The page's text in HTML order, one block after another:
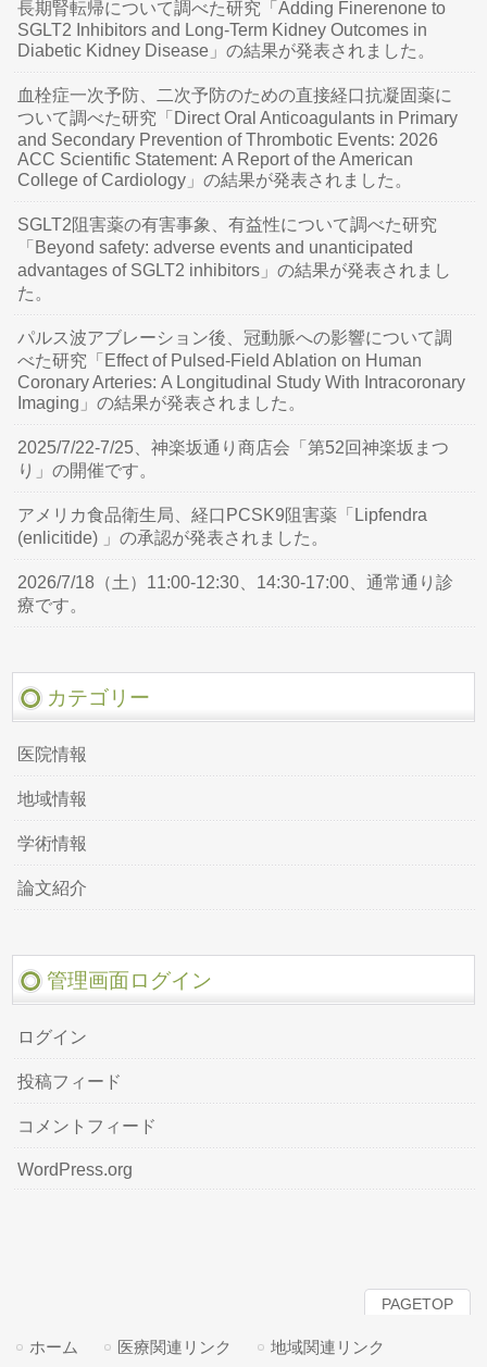
長期腎転帰について調べた研究「Adding Finerenone to
SGLT2 Inhibitors and Long-Term Kidney Outcomes in
Diabetic Kidney Disease」の結果が発表されました。
血栓症一次予防、二次予防のための直接経口抗凝固薬に
ついて調べた研究「Direct Oral Anticoagulants in Primary
and Secondary Prevention of Thrombotic Events: 2026
ACC Scientific Statement: A Report of the American
College of Cardiology」の結果が発表されました。
SGLT2阻害薬の有害事象、有益性について調べた研究
「Beyond safety: adverse events and unanticipated
advantages of SGLT2 inhibitors」の結果が発表されまし
た。
パルス波アブレーション後、冠動脈への影響について調
べた研究「Effect of Pulsed-Field Ablation on Human
Coronary Arteries: A Longitudinal Study With Intracoronary
Imaging」の結果が発表されました。
2025/7/22-7/25、神楽坂通り商店会「第52回神楽坂まつ
り」の開催です。
アメリカ食品衛生局、経口PCSK9阻害薬「Lipfendra
(enlicitide) 」の承認が発表されました。
2026/7/18（土）11:00-12:30、14:30-17:00、通常通り診
療です。
カテゴリー
医院情報
地域情報
学術情報
論文紹介
管理画面ログイン
ログイン
投稿フィード
コメントフィード
WordPress.org
PAGETOP
ホーム 医療関連リンク 地域関連リンク